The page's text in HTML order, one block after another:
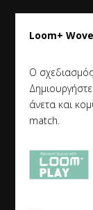
Loom+
Ο
άνετα και
match.